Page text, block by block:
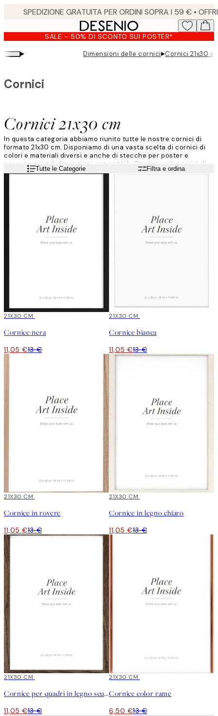
content.
SALE - 50% DI SCONTO SUI POSTER*
▸ Dimensioni delle cornici▸Cornici 21x30
Cornici 21x30 cm
Cornici
In questa categoria abbiamo riunito tutte le nostre cornici di
formato 21x30 cm. Disponiamo di una vasta scelta di cornici di
colori e materiali diversi e anche di stecche per poster e
passepartout di dimensioni compatibili. Combina più cornici di
dimensioni e colori diversi per creare gradevoli gallerie a
Leggi di piùTutte le Categorie Filtra e ordina
15%*
21X30 CM
Cornice nera
11,05 €13 €
15%*
21X30 CM
Cornice bianca
11,05 €13 €
15%*
21X30 CM
Cornice in rovere
11,05 €13 €
15%*
21X30 CM
Cornice in legno chiaro
11,05 €13 €
15%*
21X30 CM
Cornice per quadri in legno scuro
11,05 €13 €
-50%
21X30 CM
Cornice color rame
6,50 €13 €